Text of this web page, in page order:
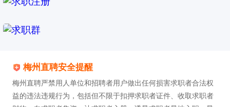
梅州直聘安全提醒
梅州直聘严禁用人单位和招聘者用户做出任何损害求职者合法权
益的违法违规行为，包括但不限于扣押求职者证件、收取求职者